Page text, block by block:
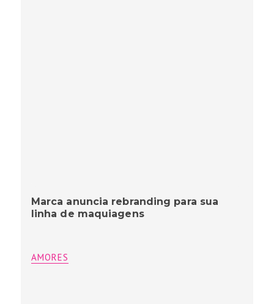
Marca anuncia rebranding para sua
linha de maquiagens
AMORES